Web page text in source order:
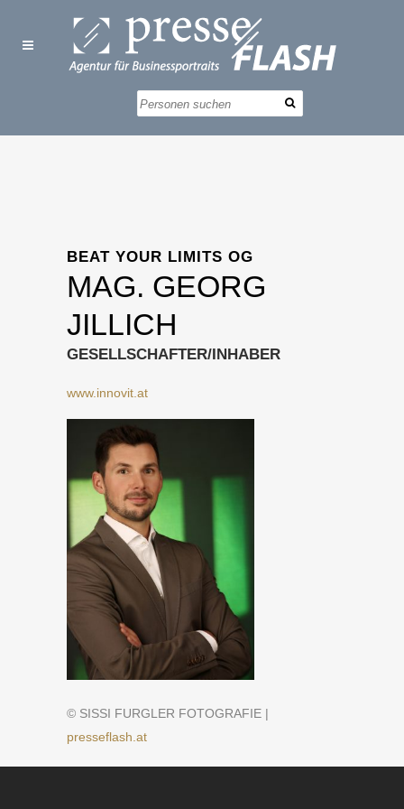
BEAT YOUR LIMITS OG
MAG. GEORG
JILLICH
GESELLSCHAFTER/INHABER
www.innovit.at
© SISSI FURGLER FOTOGRAFIE |
presseflash.at